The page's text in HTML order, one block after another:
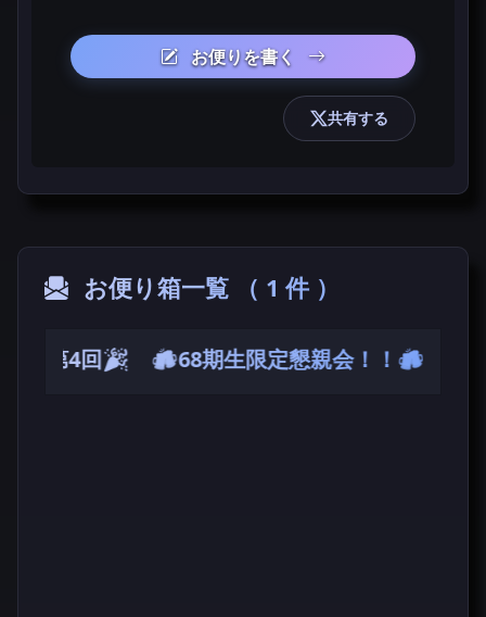
お便りを書く
共有する
お便り箱一覧 （ 1 件 ）
🎉第4回🎉 🍻68期生限定懇親会！！🍻